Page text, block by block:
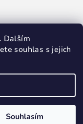
Dalším
souhlas s jejich
Souhlasím